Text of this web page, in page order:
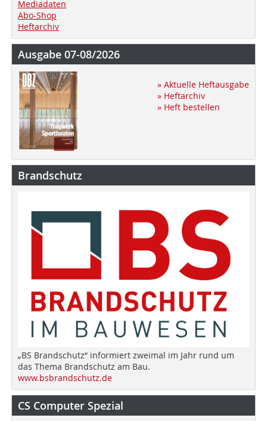
Mediadaten
Abo-Shop
Heftarchiv
Ausgabe 07-08/2026
» Aktuelle Heftausgabe
» Heftarchiv
» Heft bestellen
Brandschutz
„BS Brandschutz“ informiert zweimal im Jahr rund um
das Thema Brandschutz am Bau.
www.bsbrandschutz.de
CS Computer Spezial